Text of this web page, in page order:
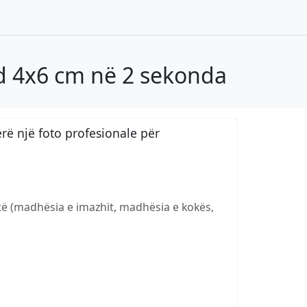
4x6 cm në 2 sekonda
një foto profesionale për
e imazhit, madhësia e kokës,